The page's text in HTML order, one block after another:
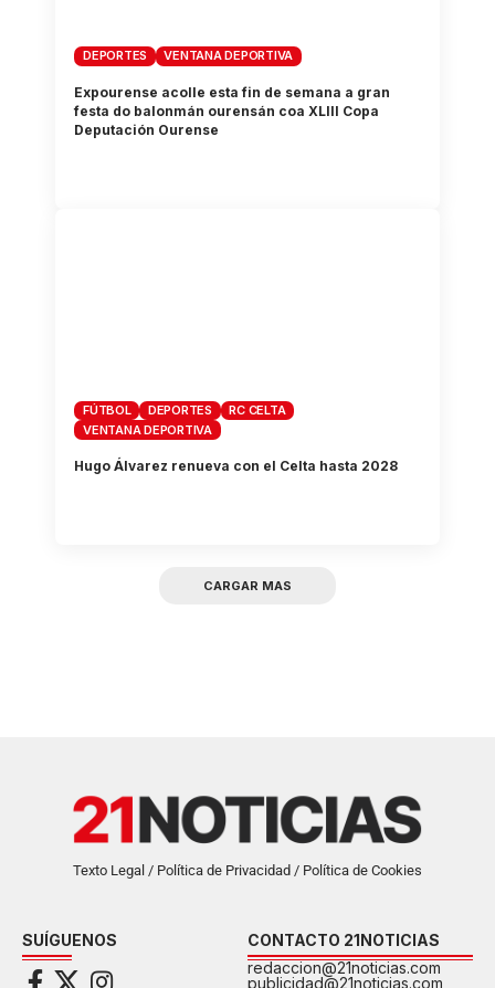
DEPORTES VENTANA DEPORTIVA
Expourense acolle esta fin de semana a gran
festa do balonmán ourensán coa XLIII Copa
Deputación Ourense
FÚTBOL DEPORTES
RC CELTA
VENTANA DEPORTIVA
Hugo Álvarez renueva con el Celta hasta 2028
CARGAR MAS
Texto Legal / Política de Privacidad / Política de Cookies
SUÍGUENOS
CONTACTO 21NOTICIAS
redaccion@21noticias.com
publicidad@21noticias.com